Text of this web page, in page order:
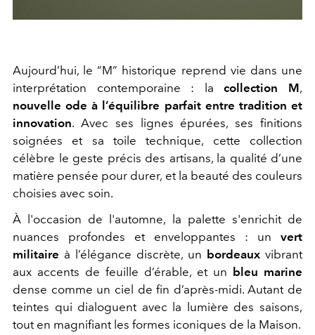
Aujourd’hui, le “M” historique reprend vie dans une
interprétation contemporaine : lacollection M,
nouvelle ode à l’équilibre parfait entre tradition et
innovation. Avec ses lignes épurées, ses finitions
soignées et sa toile technique, cette collection
célèbre le geste précis des artisans, la qualité d’une
matière pensée pour durer, et la beauté des couleurs
choisies avec soin.
À l'occasion de l'automne, la palette s'enrichit de
nuances profondes et enveloppantes : un vert
militaire à l’élégance discrète, un bordeaux vibrant
aux accents de feuille d’érable, et un bleu marine
dense comme un ciel de fin d’après-midi. Autant de
teintes qui dialoguent avec la lumière des saisons,
tout en magnifiant les formes iconiques de la Maison.